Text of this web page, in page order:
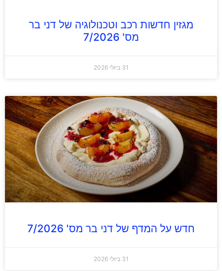
מגזין חדשות רכב וטכנולוגיה של דני בר
מס' 7/2026
31 ביולי 2026
חדש על המדף של דני בר מס' 7/2026
31 ביולי 2026